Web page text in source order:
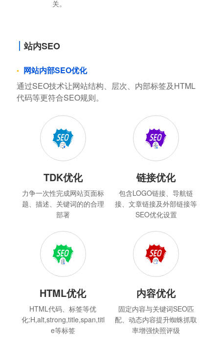
关。
站内SEO
网站内部SEO优化
通过SEO技术让网站结构、层次、内部标签及HTML
代码等更符合SEO规则。
TDK优化
力争一次性完成网站页面标
题、描述、关键词的的合理
部署
链接优化
包含LOGO链接、导航链
接、文章链接及外部链接等
SEO优化设置
HTML优化
HTML代码、标签等优
化:H,alt,strong,title,span,titl
e等标签
内容优化
固定内容与关键词SEO匹
配、动态内容提升蜘蛛抓取
率增强快照评级